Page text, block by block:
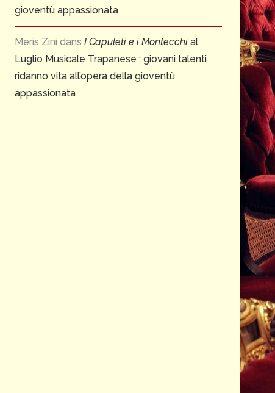
gioventù appassionata
Meris Zini dans I Capuleti e i Montecchi al
Luglio Musicale Trapanese : giovani talenti
ridanno vita all’opera della gioventù
appassionata